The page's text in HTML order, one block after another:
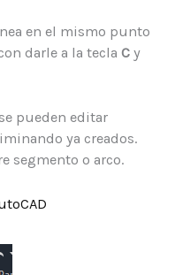
en el mismo punto
darle a la teclaC y
pueden editar
ya creados.
segmento o arco.